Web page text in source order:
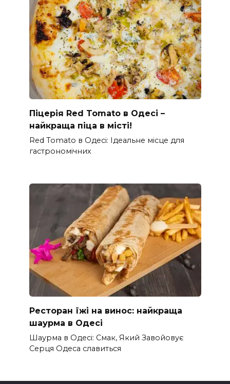
Піцерія Red Tomato в Одесі –
найкраща піца в місті!
Red Tomato в Одесі: Ідеальне місце для
гастрономічних
Ресторан їжі на винос: найкраща
шаурма в Одесі
Шаурма в Одесі: Смак, Який Завойовує
Серця Одеса славиться